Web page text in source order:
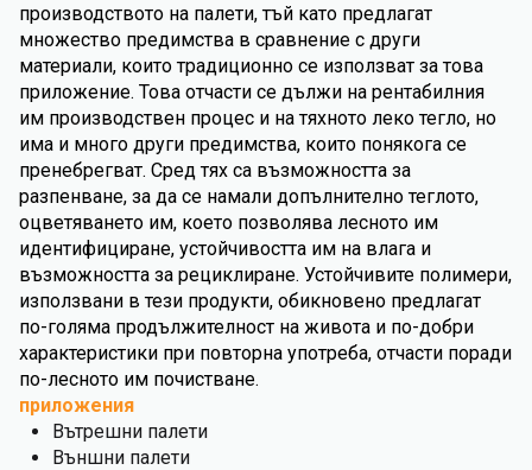
производството на палети, тъй като предлагат
множество предимства в сравнение с други
материали, които традиционно се използват за това
приложение. Това отчасти се дължи на рентабилния
им производствен процес и на тяхното леко тегло, но
има и много други предимства, които понякога се
пренебрегват. Сред тях са възможността за
разпенване, за да се намали допълнително теглото,
оцветяването им, което позволява лесното им
идентифициране, устойчивостта им на влага и
възможността за рециклиране. Устойчивите полимери,
използвани в тези продукти, обикновено предлагат
по-голяма продължителност на живота и по-добри
характеристики при повторна употреба, отчасти поради
по-лесното им почистване.
приложения
Вътрешни палети
Външни палети